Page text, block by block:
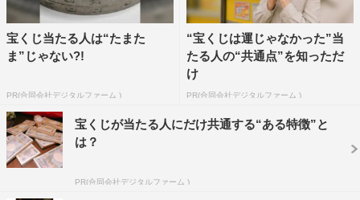
宝くじ当たる人は“たまた
ま”じゃない?!
PR(合同会社デジタルファーム )
“宝くじは運じゃなかった”当
たる人の“共通点”を知っただ
け
PR(合同会社デジタルファーム )
宝くじが当たる人にだけ共通する“ある特徴”と
は？
PR(合同会社デジタルファーム )